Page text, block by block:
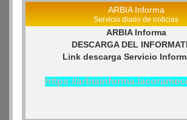
ARBIA Informa
Servicio diario de noticias
ARBIA Informa
DESCARGA DEL
Link descarga Servicio
https://